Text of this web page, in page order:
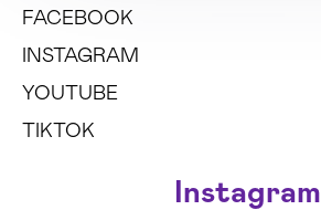
FACEBOOK
INSTAGRAM
YOUTUBE
TIKTOK
Instagram